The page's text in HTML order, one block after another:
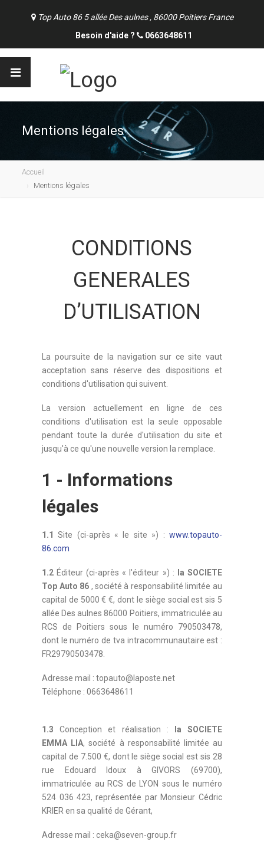
Top Auto 86 5 allée Des aulnes , 86000 Poitiers France
Besoin d'aide ?
0663648611
Mentions légales
Accueil
Mentions légales
CONDITIONS
GENERALES
D’UTILISATION
La poursuite de la navigation sur ce site vaut
acceptation sans réserve des dispositions et
conditions d'utilisation qui suivent.
La version actuellement en ligne de ces
conditions d'utilisation est la seule opposable
pendant toute la durée d'utilisation du site et
jusqu'à ce qu'une nouvelle version la remplace.
1 - Informations
légales
1.1 Site (ci-après « le site ») : www.topauto-
86.com
1.2 Éditeur (ci-après « l'éditeur ») :
la SOCIETE
Top Auto 86 , société à responsabilité limitée au
capital de 5000 € €, dont le siège social est sis 5
allée Des aulnes 86000 Poitiers, immatriculée au
RCS de Poitiers sous le numéro 790503478,
dont le numéro de tva intracommunautaire est :
FR29790503478.
Adresse mail : topauto@laposte.net
Téléphone : 0663648611
1.3Conception et réalisation :
la SOCIETE
EMMA LIA, société à responsabilité limitée au
capital de 7.500 €, dont le siège social est sis 28
rue Edouard Idoux à GIVORS (69700),
immatriculée au RCS de LYON sous le numéro
524 036 423, représentée par Monsieur Cédric
KRIER en sa qualité de Gérant,
Adresse mail : ceka@seven-group.fr